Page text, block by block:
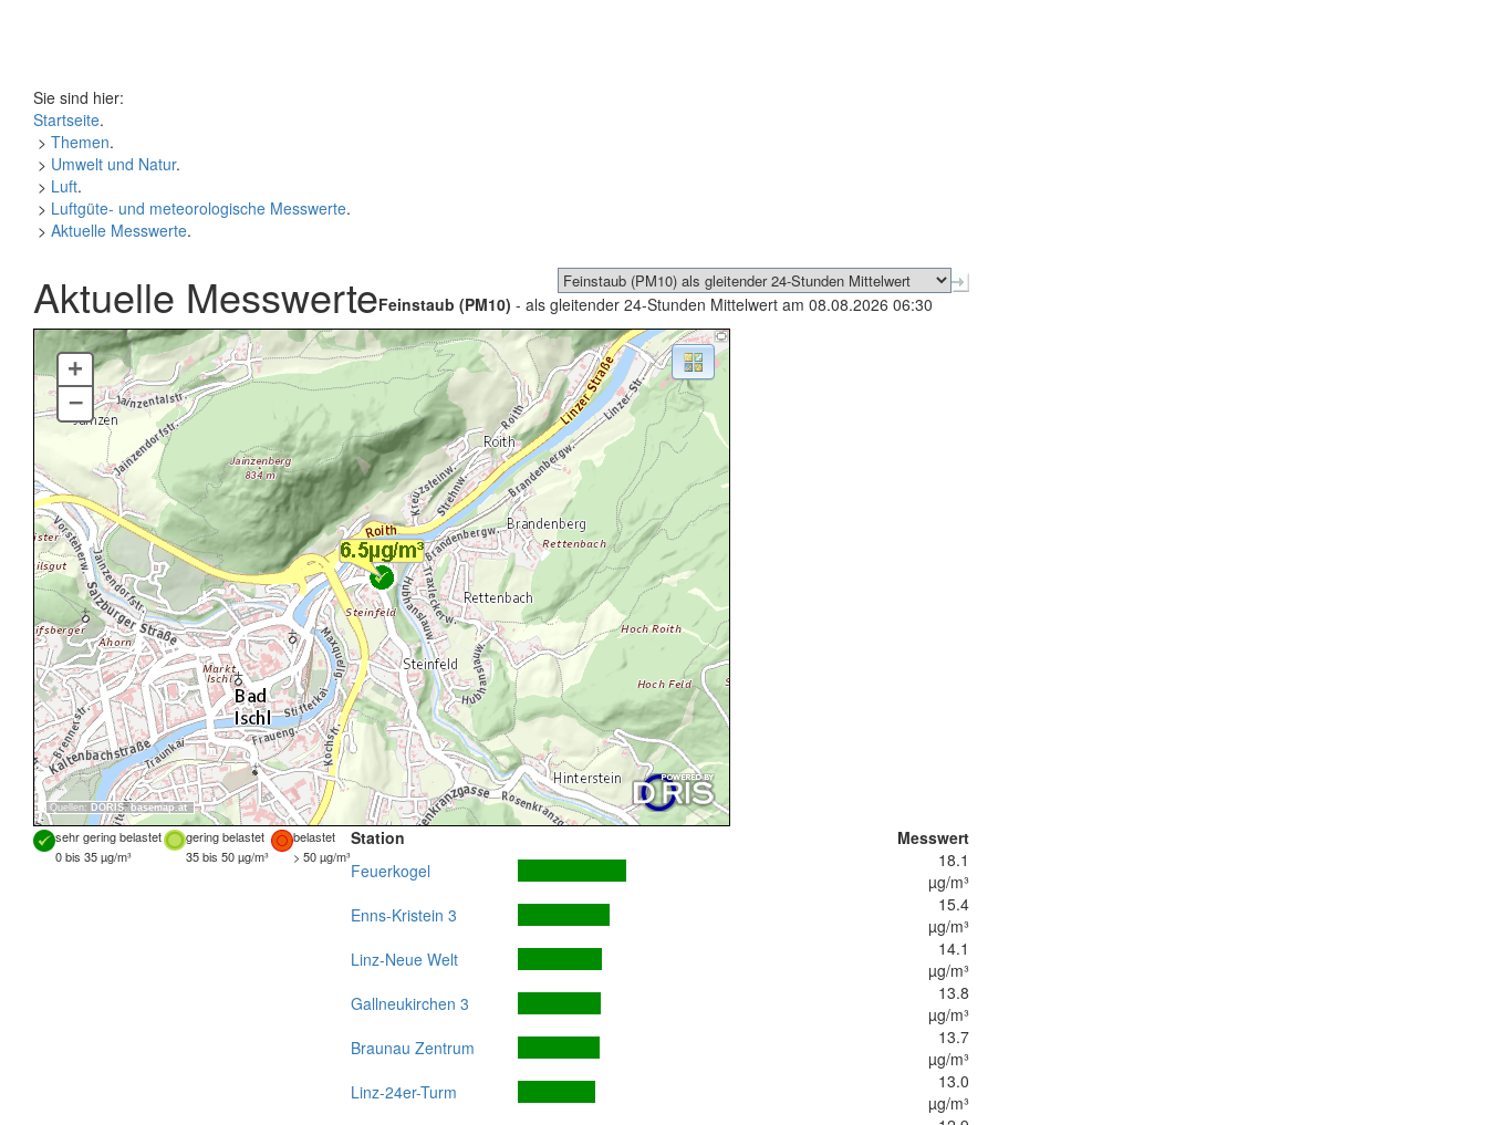
Sie sind hier:
Startseite.
> Themen.
> Umwelt und Natur.
> Luft.
> Luftgüte- und meteorologische Messwerte.
> Aktuelle Messwerte.
Aktuelle MesswerteFeinstaub (PM10) - als gleitender 24-Stunden Mittelwert am 08.08.2026 06:30
Quellen: DORIS, basemap.at
+
–
sehr gering belastet gering belastet
belastet
0 bis 35 µg/m³
35 bis 50 µg/m³ > 50 µg/m³
Station
Messwert
Feuerkogel
18.1
µg/m³
Enns-Kristein 3
15.4
µg/m³
Linz-Neue Welt
14.1
µg/m³
Gallneukirchen 3
13.8
µg/m³
Braunau Zentrum
13.7
µg/m³
Linz-24er-Turm
13.0
µg/m³